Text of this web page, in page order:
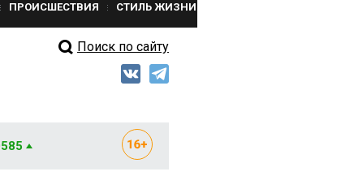
ПРОИСШЕСТВИЯ СТИЛЬ ЖИЗНИ
Поиск по сайту